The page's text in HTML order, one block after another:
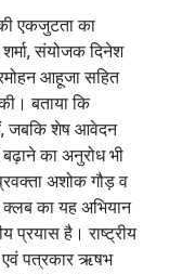
एकजुटता का
संयोजक दिनेश
आहूजा सहित
बताया कि
जबकि शेष आवेदन
का अनुरोध भी
अशोक गौड़ व
क्लब का यह अभियान
प्रयास है। राष्ट्रीय
एवं पत्रकार ऋषभ